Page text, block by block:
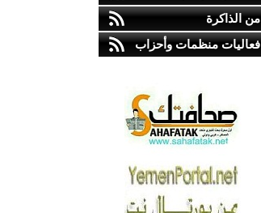
من الذاكرة
فعاليات منظمات وأحزاب